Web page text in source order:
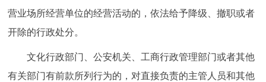
营业场所经营单位的经营活动的，依法给予降级、撤职或者
开除的行政处分。
文化行政部门、公安机关、工商行政管理部门或者其他
有关部门有前款所列行为的，对直接负责的主管人员和其他